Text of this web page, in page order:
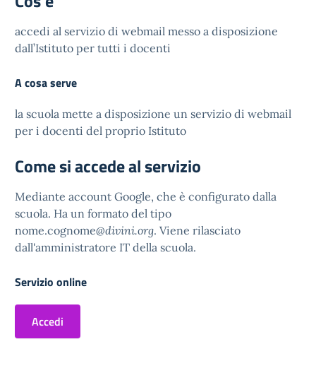
accedi al servizio di webmail messo a disposizione
dall’Istituto per tutti i docenti
A cosa serve
la scuola mette a disposizione un servizio di webmail
per i docenti del proprio Istituto
Come si accede al servizio
Mediante account Google, che è configurato dalla
scuola. Ha un formato del tipo
nome.cognome@divini.org. Viene rilasciato
dall'amministratore IT della scuola.
Servizio online
Accedi